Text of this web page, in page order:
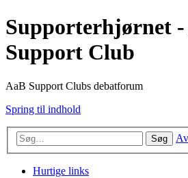
Supporterhjørnet -
Support Club
AaB Support Clubs debatforum
Spring til indhold
Søg
Hurtige links